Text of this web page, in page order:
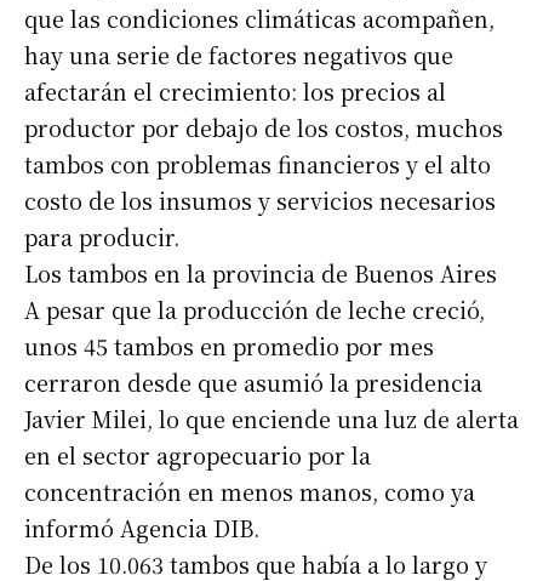
que las condiciones climáticas acompañen,
hay una serie de factores negativos que
afectarán el crecimiento: los precios al
productor por debajo de los costos, muchos
tambos con problemas financieros y el alto
costo de los insumos y servicios necesarios
para producir.
Los tambos en la provincia de Buenos Aires
A pesar que la producción de leche creció,
unos 45 tambos en promedio por mes
cerraron desde que asumió la presidencia
Javier Milei, lo que enciende una luz de alerta
en el sector agropecuario por la
concentración en menos manos, como ya
informó Agencia DIB.
De los 10.063 tambos que había a lo largo y